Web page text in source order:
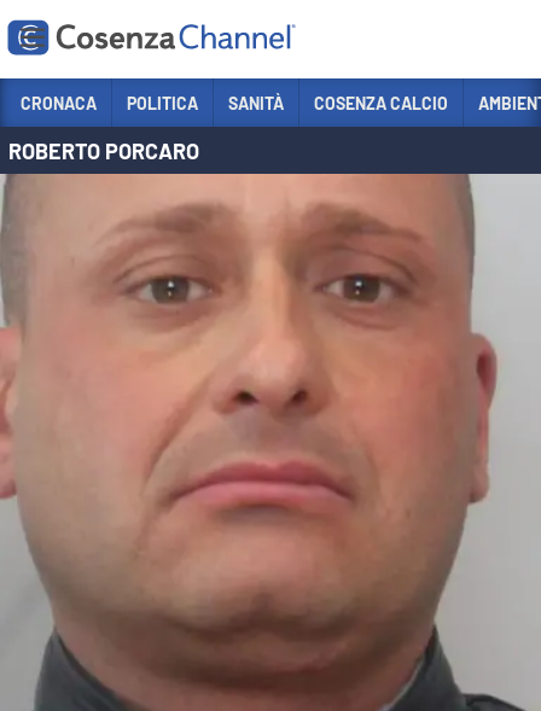
Sezioni
COSENZA CALCIO
ECONOMIA E LAVORO
Streaming
LAC TV
LAC NETWORK
CRONACA POLITICA SANITÀ COSENZA CALCIO
ROBERTO PORCARO